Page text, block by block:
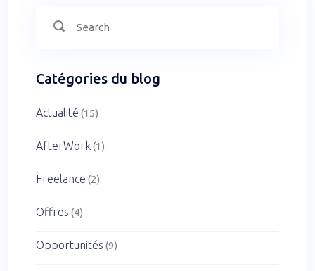
for:Search
Catégories du blog
Actualité (15)
AfterWork(1)
Freelance (2)
Offres (4)
Opportunités (9)